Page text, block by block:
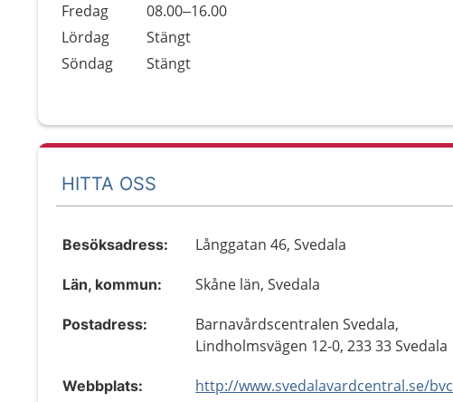
Fredag
08.00–16.00
Lördag
Stängt
Söndag
Stängt
HITTA OSS
Besöksadress: Långgatan 46, Svedala
Län, kommun: Skåne län, Svedala
Postadress:
Barnavårdscentralen Svedala,
Lindholmsvägen 12-0, 233 33 Svedala
Webbplats: http://www.svedalavardcentral.se/bvc